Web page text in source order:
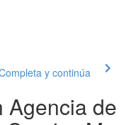
y continúa
Agencia de